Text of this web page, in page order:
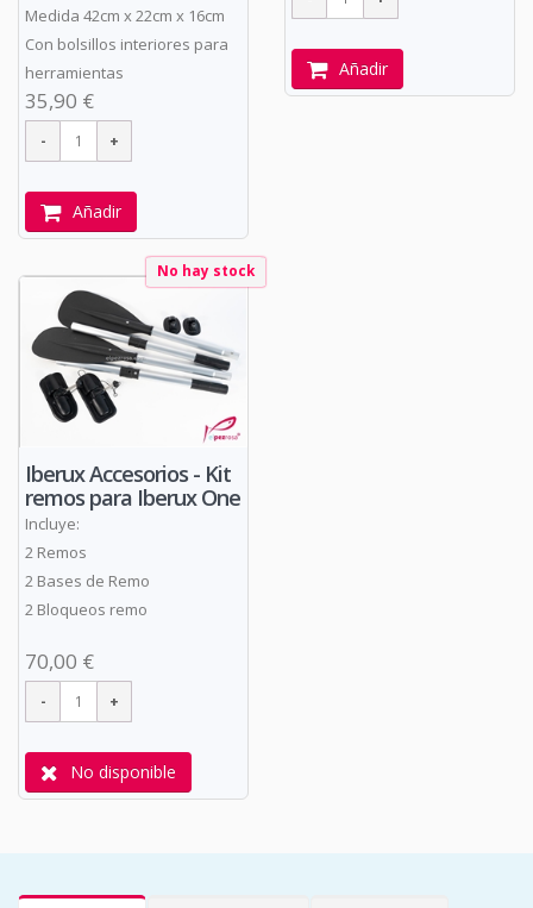
Medida 42cm x 22cm x 16cm
Con bolsillos interiores para
herramientas
35,90 €
Añadir
Añadir
No hay stock
Iberux Accesorios - Kit
remos para Iberux One
Incluye:
2 Remos
2 Bases de Remo
2 Bloqueos remo
70,00 €
No disponible